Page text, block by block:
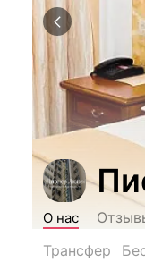
О нас
Трансфер